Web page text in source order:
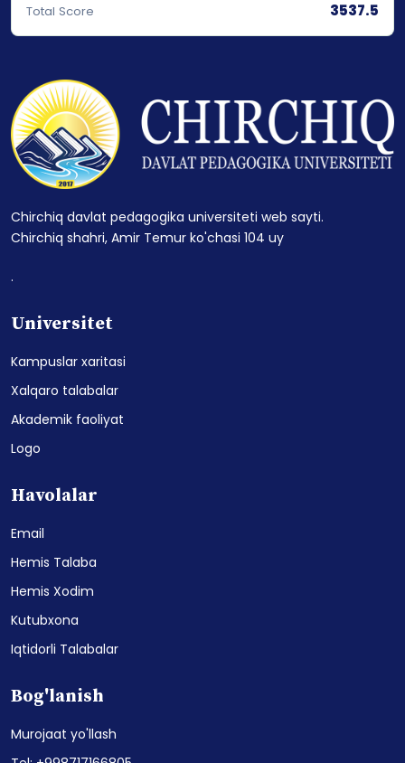
Total Score 3537.5
Chirchiq davlat pedagogika universiteti web sayti.
Chirchiq shahri, Amir Temur ko'chasi 104 uy
.
Universitet
Kampuslar xaritasi
Xalqaro talabalar
Akademik faoliyat
Logo
Havolalar
Email
Hemis Talaba
Hemis Xodim
Kutubxona
Iqtidorli Talabalar
Bog'lanish
Murojaat yo'llash